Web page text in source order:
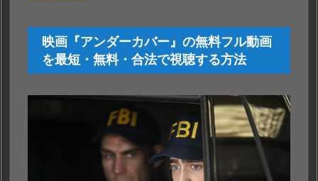
映画『アンダーカバー』の無料フル動画
を最短・無料・合法で視聴する方法